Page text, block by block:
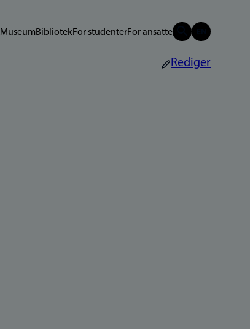
MuseumBibliotekFor studenterFor ansatte
Rediger